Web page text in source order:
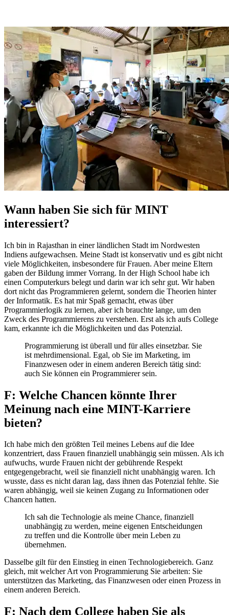
Wann haben Sie sich für MINT
interessiert?
Ich bin in Rajasthan in einer ländlichen Stadt im Nordwesten
Indiens aufgewachsen. Meine Stadt ist konservativ und es gibt nicht
viele Möglichkeiten, insbesondere für Frauen. Aber meine Eltern
gaben der Bildung immer Vorrang. In der High School habe ich
einen Computerkurs belegt und darin war ich sehr gut. Wir haben
dort nicht das Programmieren gelernt, sondern die Theorien hinter
der Informatik. Es hat mir Spaß gemacht, etwas über
Programmierlogik zu lernen, aber ich brauchte lange, um den
Zweck des Programmierens zu verstehen. Erst als ich aufs College
kam, erkannte ich die Möglichkeiten und das Potenzial.
Programmierung ist überall und für alles einsetzbar. Sie
ist mehrdimensional. Egal, ob Sie im Marketing, im
Finanzwesen oder in einem anderen Bereich tätig sind:
auch Sie können ein Programmierer sein.
F: Welche Chancen könnte Ihrer
Meinung nach eine MINT-Karriere
bieten?
Ich habe mich den größten Teil meines Lebens auf die Idee
konzentriert, dass Frauen finanziell unabhängig sein müssen. Als ich
aufwuchs, wurde Frauen nicht der gebührende Respekt
entgegengebracht, weil sie finanziell nicht unabhängig waren. Ich
wusste, dass es nicht daran lag, dass ihnen das Potenzial fehlte. Sie
waren abhängig, weil sie keinen Zugang zu Informationen oder
Chancen hatten.
Ich sah die Technologie als meine Chance, finanziell
unabhängig zu werden, meine eigenen Entscheidungen
zu treffen und die Kontrolle über mein Leben zu
übernehmen.
Dasselbe gilt für den Einstieg in einen Technologiebereich. Ganz
gleich, mit welcher Art von Programmierung Sie arbeiten: Sie
unterstützen das Marketing, das Finanzwesen oder einen Prozess in
einem anderen Bereich.
F: Nach dem College haben Sie als